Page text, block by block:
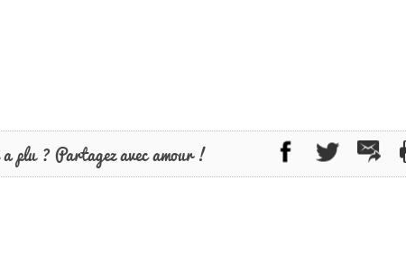
plu ? Partagez avec amour !